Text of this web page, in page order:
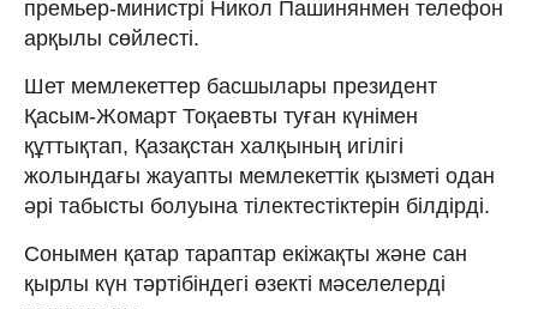
премьер-министрі Никол Пашинянмен телефон
арқылы сөйлесті.
Шет мемлекеттер басшылары президент
Қасым-Жомарт Тоқаевты туған күнімен
құттықтап, Қазақстан халқының игілігі
жолындағы жауапты мемлекеттік қызметі одан
әрі табысты болуына тілектестіктерін білдірді.
Сонымен қатар тараптар екіжақты және сан
қырлы күн тәртібіндегі өзекті мәселелерді